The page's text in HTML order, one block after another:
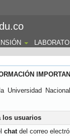
Universidad
los usuarios
chatdel correo